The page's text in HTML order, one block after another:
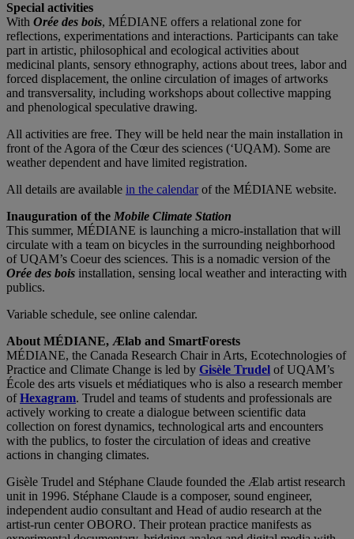
Special activities
With Orée des bois, MÉDIANE offers a relational zone for
reflections, experimentations and interactions. Participants can take
part in artistic, philosophical and ecological activities about
medicinal plants, sensory ethnography, actions about trees, labor and
forced displacement, the online circulation of images of artworks
and transversality, including workshops about collective mapping
and phenological speculative drawing.
All activities are free. They will be held near the main installation in
front of the Agora of the Cœur des sciences (‘UQAM). Some are
weather dependent and have limited registration.
All details are available in the calendarof the MÉDIANE website.
Inauguration of the Mobile Climate Station
This summer, MÉDIANE is launching a micro-installation that will
circulate with a team on bicycles in the surrounding neighborhood
of UQAM’s Coeur des sciences. This is a nomadic version of the
Orée des bois installation, sensing local weather and interacting with
publics.
Variable schedule, see online calendar.
About MÉDIANE, Ælab and SmartForests
MÉDIANE, the Canada Research Chair in Arts, Ecotechnologies of
Practice and Climate Change is led by Gisèle Trudel of UQAM’s
École des arts visuels et médiatiques who is also a research member
ofHexagram. Trudel and teams of students and professionals are
actively working to create a dialogue between scientific data
collection on forest dynamics, technological arts and encounters
with the publics, to foster the circulation of ideas and creative
actions in changing climates.
Gisèle Trudel and Stéphane Claude founded the Ælab artist research
unit in 1996. Stéphane Claude is a composer, sound engineer,
independent audio consultant and Head of audio research at the
artist-run center OBORO. Their protean practice manifests as